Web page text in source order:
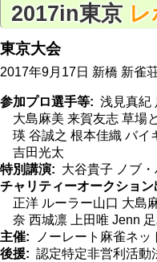
2017in東京
東京大会
2017年9月17日 新橋 新雀
参加プロ選手等
浅見真紀
大島麻美 来賀友志 草場
瑛 谷誠之 根本佳織 バイ
吉田光太
特別講演
大谷貴子 ノブ
チャリティーオークション
正洋 ルーラー山口 大島
奈 西城凛 上田唯 Jenn
主催
ノーレート麻雀ネ
後援
認定特定非営利活動